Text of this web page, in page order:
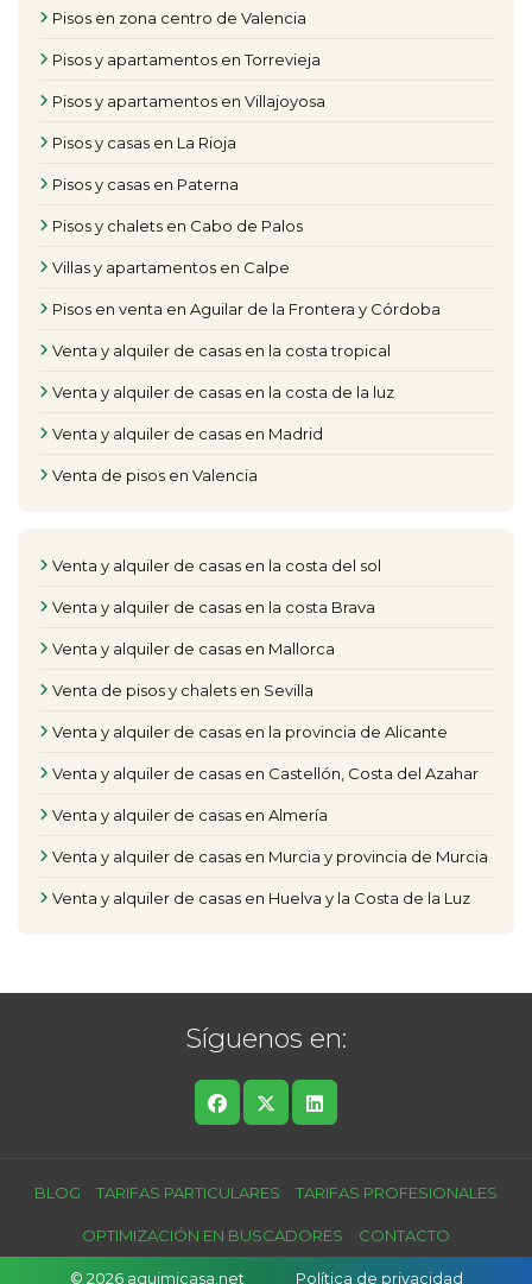
Pisos en zona centro de Valencia
Pisos y apartamentos en Torrevieja
Pisos y apartamentos en Villajoyosa
Pisos y casas en La Rioja
Pisos y casas en Paterna
Pisos y chalets en Cabo de Palos
Villas y apartamentos en Calpe
Pisos en venta en Aguilar de la Frontera y Córdoba
Venta y alquiler de casas en la costa tropical
Venta y alquiler de casas en la costa de la luz
Venta y alquiler de casas en Madrid
Venta de pisos en Valencia
Venta y alquiler de casas en la costa del sol
Venta y alquiler de casas en la costa Brava
Venta y alquiler de casas en Mallorca
Venta de pisos y chalets en Sevilla
Venta y alquiler de casas en la provincia de Alicante
Venta y alquiler de casas en Castellón, Costa del Azahar
Venta y alquiler de casas en Almería
Venta y alquiler de casas en Murcia y provincia de Murcia
Venta y alquiler de casas en Huelva y la Costa de la Luz
Síguenos en:
BLOG TARIFAS PARTICULARES TARIFAS PROFESIONALES
OPTIMIZACIÓN EN BUSCADORES CONTACTO
© 2026 aquimicasa.net Política de privacidad